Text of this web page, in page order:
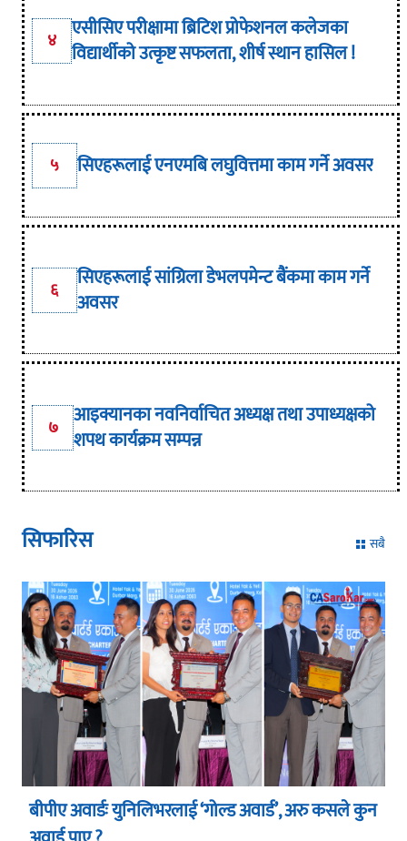
४ एसीसिए परीक्षामा ब्रिटिश प्रोफेशनल कलेजका
विद्यार्थीको उत्कृष्ट सफलता, शीर्ष स्थान हासिल !
५ सिएहरूलाई एनएमबि लघुवित्तमा काम गर्ने अवसर
६
सिएहरूलाई सांग्रिला डेभलपमेन्ट बैंकमा काम गर्ने
अवसर
७ आइक्यानका नवनिर्वाचित अध्यक्ष तथा उपाध्यक्षको
शपथ कार्यक्रम सम्पन्न
सिफारिस सबै
बीपीए अवार्डः युनिलिभरलाई ‘गोल्ड अवार्ड’, अरु कसले कुन